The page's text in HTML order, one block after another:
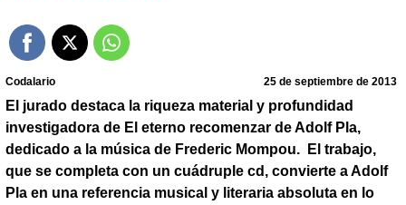
Codalario 25 de septiembre de 2013
El jurado destaca la riqueza material y profundidad
investigadora de El eterno recomenzar de Adolf Pla,
dedicado a la música de Frederic Mompou. El trabajo,
que se completa con un cuádruple cd, convierte a Adolf
Pla en una referencia musical y literaria absoluta en lo